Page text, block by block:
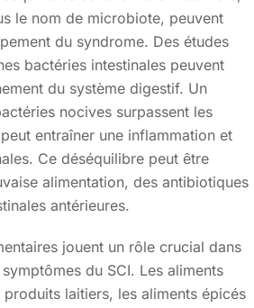
le nom de microbiote, peuvent
du syndrome. Des études
bactéries intestinales peuvent
du système digestif. Un
nocives surpassent les
entraîner une inflammation et
Ce déséquilibre peut être
alimentation, des antibiotiques
antérieures.
jouent un rôle crucial dans
du SCI. Les aliments
laitiers, les aliments épicés